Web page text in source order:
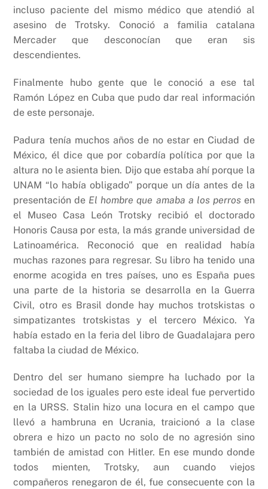
incluso paciente del mismo médico que atendió al
asesino de Trotsky. Conoció a familia catalana
Mercader que desconocían que eran sis
descendientes.
Finalmente hubo gente que le conoció a ese tal
Ramón López en Cuba que pudo dar real información
de este personaje.
Padura tenía muchos años de no estar en Ciudad de
México, él dice que por cobardía política por que la
altura no le asienta bien. Dijo que estaba ahí porque la
UNAM “lo había obligado” porque un día antes de la
presentación de El hombre que amaba a los perrosen
el Museo Casa León Trotsky recibió el doctorado
Honoris Causa por esta, la más grande universidad de
Latinoamérica. Reconoció que en realidad había
muchas razones para regresar. Su libro ha tenido una
enorme acogida en tres países, uno es España pues
una parte de la historia se desarrolla en la Guerra
Civil, otro es Brasil donde hay muchos trotskistas o
simpatizantes trotskistas y el tercero México. Ya
había estado en la feria del libro de Guadalajara pero
faltaba la ciudad de México.
Dentro del ser humano siempre ha luchado por la
sociedad de los iguales pero este ideal fue pervertido
en la URSS. Stalin hizo una locura en el campo que
llevó a hambruna en Ucrania, traicionó a la clase
obrera e hizo un pacto no solo de no agresión sino
también de amistad con Hitler. En ese mundo donde
todos mienten, Trotsky, aun cuando viejos
compañeros renegaron de él, fue consecuente con la